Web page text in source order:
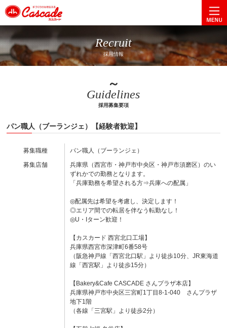
Recruit
採用情報
～
Guidelines
採用募集要項
パン職人（ブーランジェ）【経験者歓迎】
募集職種
パン職人（ブーランジェ）
募集店舗
兵庫県（西宮市・神戸市中央区・神戸市須磨区）のい
ずれかでの勤務となります。
「兵庫勤務を希望される方⇒兵庫への配属」
◎配属先は希望を考慮し、決定します！
◎エリア間での転居を伴なう転勤なし！
◎U・Iターン歓迎！
【カスカード 西宮北口工場】
兵庫県西宮市深津町6番58号
（阪急神戸線「西宮北口駅」より徒歩10分、JR東海道
線「西宮駅」より徒歩15分）
【Bakery&Cafe CASCADE さんプラザ本店】
兵庫県神戸市中央区三宮町1丁目8-1-040 さんプラザ
地下1階
（各線「三宮駅」より徒歩2分）